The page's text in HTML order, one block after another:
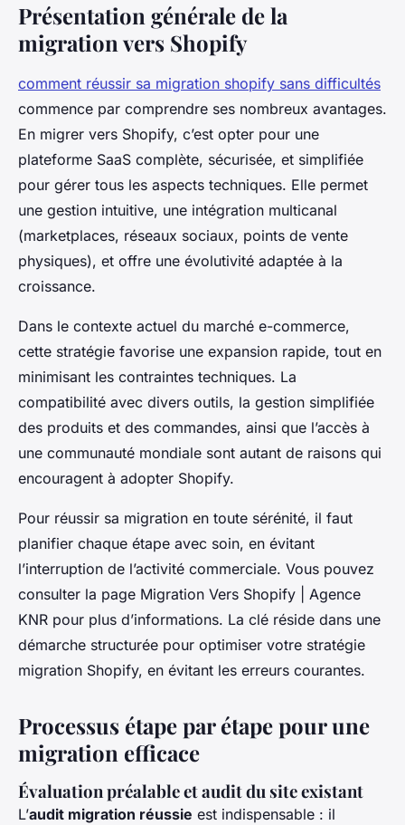
Présentation générale de la
migration vers Shopify
comment réussir sa migration shopify sans difficultés
commence par comprendre ses nombreux avantages.
En migrer vers Shopify, c’est opter pour une
plateforme SaaS complète, sécurisée, et simplifiée
pour gérer tous les aspects techniques. Elle permet
une gestion intuitive, une intégration multicanal
(marketplaces, réseaux sociaux, points de vente
physiques), et offre une évolutivité adaptée à la
croissance.
Dans le contexte actuel du marché e-commerce,
cette stratégie favorise une expansion rapide, tout en
minimisant les contraintes techniques. La
compatibilité avec divers outils, la gestion simplifiée
des produits et des commandes, ainsi que l’accès à
une communauté mondiale sont autant de raisons qui
encouragent à adopter Shopify.
Pour réussir sa migration en toute sérénité, il faut
planifier chaque étape avec soin, en évitant
l’interruption de l’activité commerciale. Vous pouvez
consulter la page Migration Vers Shopify | Agence
KNR pour plus d’informations. La clé réside dans une
démarche structurée pour optimiser votre stratégie
migration Shopify, en évitant les erreurs courantes.
Processus étape par étape pour une
migration efficace
Évaluation préalable et audit du site existant
L’audit migration réussie est indispensable : il